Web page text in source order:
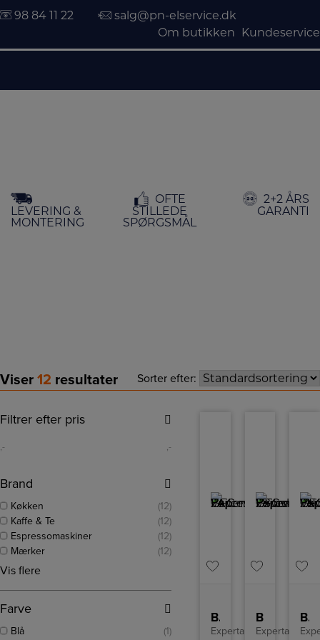
indholdet
98 84 11 22
salg@pn-elservice.dk
Om butikken
Kundeservice
LEVERING &
MONTERING
OFTE
STILLEDE
SPØRGSMÅL
2+2 ÅRS
GARANTI
Viser 12 resultater Sorter efter:
BFC Espressomaskine
Experta
BFC Espressomaskine
Experta
BFC Espressomaskine
Filtrer efter pris
,- ,-
Brand
Køkken
(12)
Kaffe & Te
(12)
Espressomaskiner
(12)
Mærker
(12)
Vis flere
Farve
Blå
(1)